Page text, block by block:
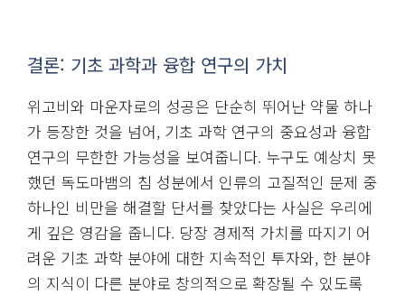
결론: 기초 과학과 융합 연구의 가치
위고비와 마운자로의 성공은 단순히 뛰어난 약물 하나
가 등장한 것을 넘어, 기초 과학 연구의 중요성과 융합
연구의 무한한 가능성을 보여줍니다. 누구도 예상치 못
했던 독도마뱀의 침 성분에서 인류의 고질적인 문제 중
하나인 비만을 해결할 단서를 찾았다는 사실은 우리에
게 깊은 영감을 줍니다. 당장 경제적 가치를 따지기 어
려운 기초 과학 분야에 대한 지속적인 투자와, 한 분야
의 지식이 다른 분야로 창의적으로 확장될 수 있도록